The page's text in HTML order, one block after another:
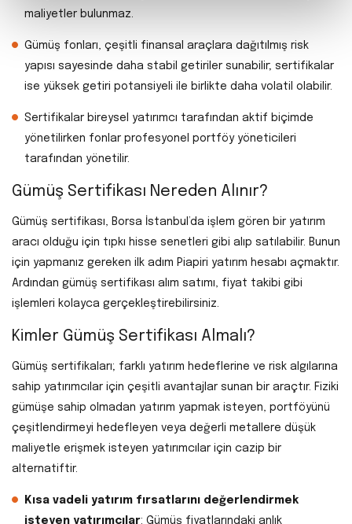
maliyetler bulunmaz.
Gümüş fonları, çeşitli finansal araçlara dağıtılmış risk
yapısı sayesinde daha stabil getiriler sunabilir; sertifikalar
ise yüksek getiri potansiyeli ile birlikte daha volatil olabilir.
Sertifikalar bireysel yatırımcı tarafından aktif biçimde
yönetilirken fonlar profesyonel portföy yöneticileri
tarafından yönetilir.
Gümüş Sertifikası Nereden Alınır?
Gümüş sertifikası, Borsa İstanbul’da işlem gören bir yatırım
aracı olduğu için tıpkı hisse senetleri gibi alıp satılabilir. Bunun
için yapmanız gereken ilk adım Piapiri yatırım hesabı açmaktır.
Ardından gümüş sertifikası alım satımı, fiyat takibi gibi
işlemleri kolayca gerçekleştirebilirsiniz.
Kimler Gümüş Sertifikası Almalı?
Gümüş sertifikaları; farklı yatırım hedeflerine ve risk algılarına
sahip yatırımcılar için çeşitli avantajlar sunan bir araçtır. Fiziki
gümüşe sahip olmadan yatırım yapmak isteyen, portföyünü
çeşitlendirmeyi hedefleyen veya değerli metallere düşük
maliyetle erişmek isteyen yatırımcılar için cazip bir
alternatiftir.
Kısa vadeli yatırım fırsatlarını değerlendirmek
isteyen yatırımcılar: Gümüş fiyatlarındaki anlık